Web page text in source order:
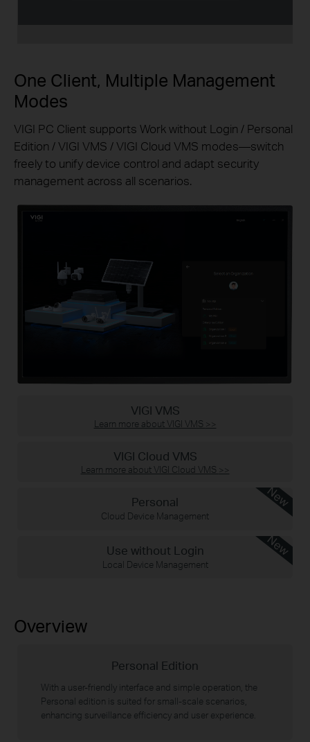
One Client, Multiple Management
Modes
VIGI PC Client supports Work without Login / Personal
Edition / VIGI VMS / VIGI Cloud VMS modes—switch
freely to unify device control and adapt security
management across all scenarios.
VIGI VMS
Learn more about VIGI VMS >>
VIGI Cloud VMS
Learn more about VIGI Cloud VMS >>
Personal New
Cloud Device Management
Use without Login New
Local Device Management
Overview
Personal Edition
With a user-friendly interface and simple operation, the
Personal edition is suited for small-scale scenarios,
enhancing surveillance efficiency and user experience.